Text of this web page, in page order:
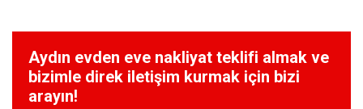
Aydın evden eve nakliyat teklifi almak ve
bizimle direk iletişim kurmak için bizi
arayın!